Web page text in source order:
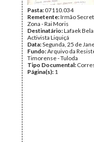
Pasta:07110.034
Remetente:Irmão
Zona - Rai Moris
Destinatário:Lafaek
Activista Liquiçá
Data:Segunda, 25 de
Fundo:Arquivo da
Timorense - Tuloda
Tipo Documental:
Página(s): 1